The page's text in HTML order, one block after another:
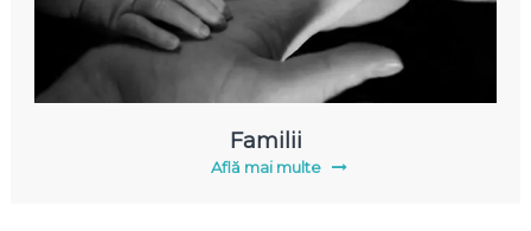
Familii
Află mai multe